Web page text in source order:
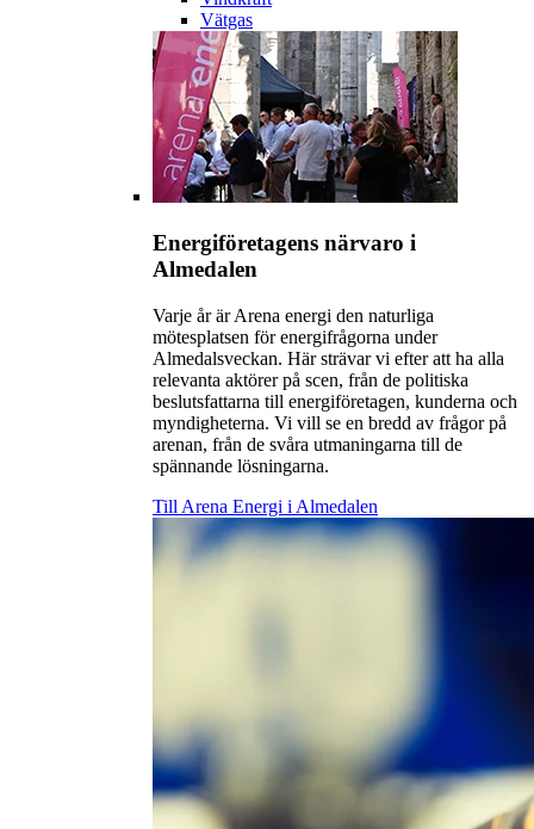
Vätgas
Energiföretagens närvaro i
Almedalen
Varje år är Arena energi den naturliga
mötesplatsen för energifrågorna under
Almedalsveckan. Här strävar vi efter att ha alla
relevanta aktörer på scen, från de politiska
beslutsfattarna till energiföretagen, kunderna och
myndigheterna. Vi vill se en bredd av frågor på
arenan, från de svåra utmaningarna till de
spännande lösningarna.
Till Arena Energi i Almedalen